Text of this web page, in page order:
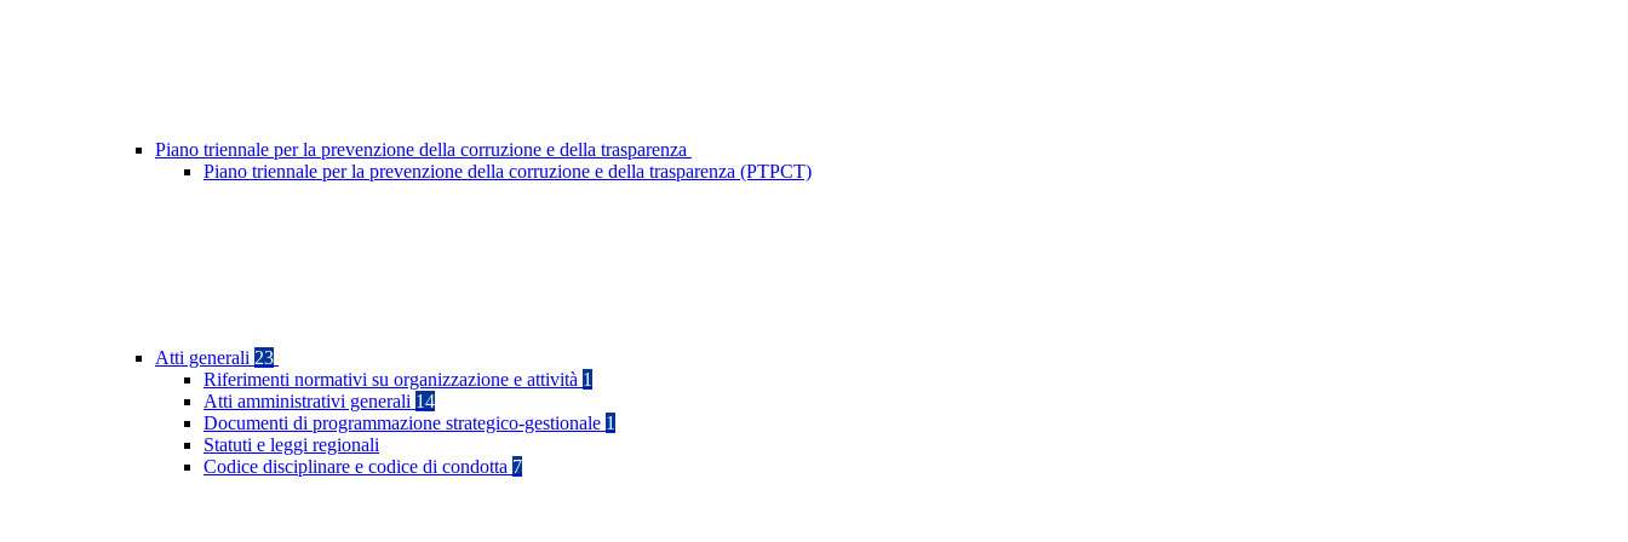
Piano triennale per la prevenzione della corruzione e della trasparenza
Piano triennale per la prevenzione della corruzione e della trasparenza (PTPCT)
Atti generali 23
Riferimenti normativi su organizzazione e attività 1
Atti amministrativi generali 14
Documenti di programmazione strategico-gestionale 1
Statuti e leggi regionali
Codice disciplinare e codice di condotta 7